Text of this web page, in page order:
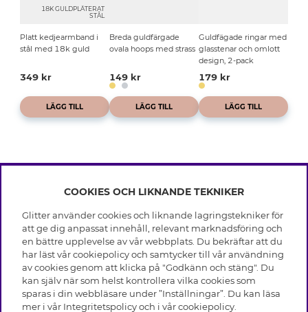
18K GULDPLÄTERAT
STÅL
Platt kedjearmband i
stål med 18k guld
349 kr
LÄGG TILL
Breda guldfärgade
ovala hoops med strass
149 kr
LÄGG TILL
Guldfägade ringar med
glasstenar och omlott
design, 2-pack
179 kr
LÄGG TILL
INFO
Leverans
Villkor
Integritetspolicy
Cookies
Medlemsvillkor
Jobba hos Glitter
OM GLITTER
Black Friday
Våra butiker
Varumärken
Företagshistoria
HJÄLP
Vanliga frågor
COOKIES OCH LIKNANDE TEKNIKER
Glitter använder cookies och liknande lagringstekniker för
att ge dig anpassat innehåll, relevant marknadsföring och
en bättre upplevelse av vår webbplats. Du bekräftar att du
har läst vår cookiepolicy och samtycker till vår användning
av cookies genom att klicka på "Godkänn och stäng". Du
kan själv när som helst kontrollera vilka cookies som
sparas i din webbläsare under ”Inställningar”. Du kan läsa
mer i vår Integritetspolicyoch i vårcookiepolicy